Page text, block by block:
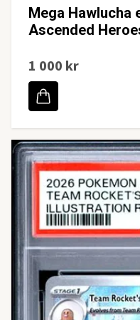
Mega Hawlucha
Ascended
1 000 kr